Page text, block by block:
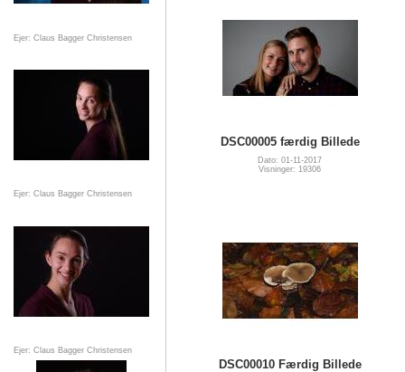
Ejer: Claus Bagger Christensen
Ejer: Claus Bagger Christensen
Ejer: Claus Bagger Christensen
DSC00005 færdig Billede
Dato: 01-11-2017
Visninger: 19306
DSC00010 Færdig Billede